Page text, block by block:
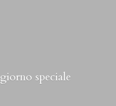
giorno speciale